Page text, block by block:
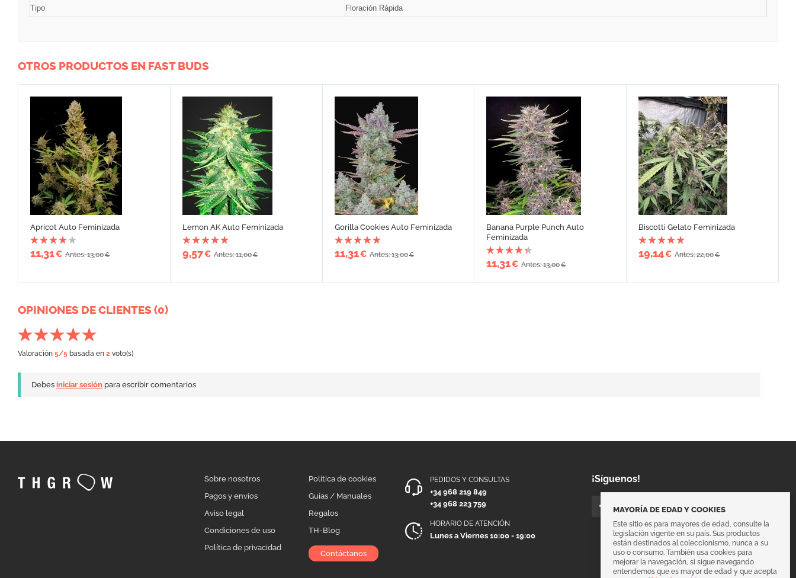
Tipo
Floración Rápida
OTROS PRODUCTOS EN FAST BUDS
Apricot Auto Feminizada
11,31€ Antes: 13,00€
Lemon AK Auto Feminizada
9,57€ Antes: 11,00€
Gorilla Cookies Auto Feminizada
11,31€ Antes: 13,00€
Banana Purple Punch Auto
Feminizada
11,31€ Antes: 13,00€
Biscotti Gelato Feminizada
19,14€ Antes: 22,00€
OPINIONES DE CLIENTES (0)
Valoración 5/5 basada en 2 voto(s)
Debes iniciar sesión para escribir comentarios
Sobre nosotros
Pagos y envíos
Aviso legal
Condiciones de uso
Política de privacidad
Política de cookies
Guías / Manuales
Regalos
TH-Blog
Contáctanos
PEDIDOS Y CONSULTAS
+34 968 219 849
+34 968 223 759
HORARIO DE ATENCIÓN
Lunes a Viernes 10:00 - 19:00
¡Síguenos!
MAYORÍA DE EDAD Y COOKIES
Este sitio es para mayores de edad, consulte la
legislación vigente en su país. Sus productos
están destinados al coleccionismo, nunca a su
uso o consumo. También usa cookies para
mejorar la navegación, si sigue navegando
entendemos que es mayor de edad y que acepta